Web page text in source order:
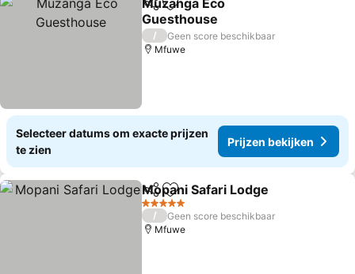
DelenToevoegen aan favorieten
Muzanga Eco
Guesthouse
Prijzen bekijken
/
Geen score beschikbaar
Mfuwe
Selecteer datums om exacte prijzen
te zien
Prijzen bekijken
DelenToevoegen aan favorieten
Mopani Safari Lodge
5 Sterren
/
Geen score beschikbaar
Mfuwe